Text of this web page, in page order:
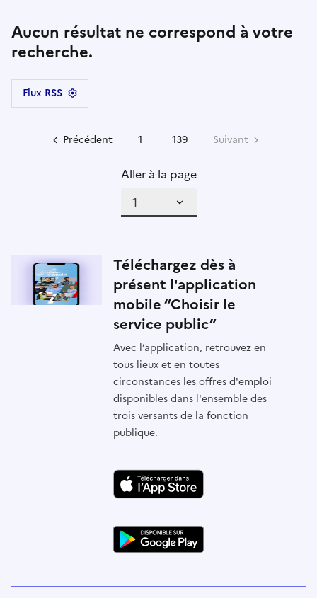
Aucun résultat ne correspond à votre
recherche.
Flux RSS
Précédent 1 139 Suivant
Aller à la page
Téléchargez dès à
présent l'application
mobile “Choisir le
service public”
Avec l’application, retrouvez en
tous lieux et en toutes
circonstances les offres d'emploi
disponibles dans l'ensemble des
trois versants de la fonction
publique.